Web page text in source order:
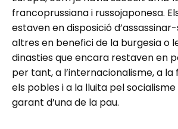
francoprussiana i russojaponesa.
estaven en disposició
altres en benefici de la burgesia o
dinasties que encara restaven en
per tant, a l’internacionalisme, a
els pobles i a la lluita pel
garant d’una de la pau.